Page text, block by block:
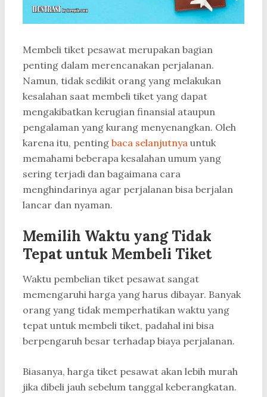
Membeli tiket pesawat merupakan bagian
penting dalam merencanakan perjalanan.
Namun, tidak sedikit orang yang melakukan
kesalahan saat membeli tiket yang dapat
mengakibatkan kerugian finansial ataupun
pengalaman yang kurang menyenangkan. Oleh
karena itu, penting baca selanjutnya untuk
memahami beberapa kesalahan umum yang
sering terjadi dan bagaimana cara
menghindarinya agar perjalanan bisa berjalan
lancar dan nyaman.
Memilih Waktu yang Tidak
Tepat untuk Membeli Tiket
Waktu pembelian tiket pesawat sangat
memengaruhi harga yang harus dibayar. Banyak
orang yang tidak memperhatikan waktu yang
tepat untuk membeli tiket, padahal ini bisa
berpengaruh besar terhadap biaya perjalanan.
Biasanya, harga tiket pesawat akan lebih murah
jika dibeli jauh sebelum tanggal keberangkatan.